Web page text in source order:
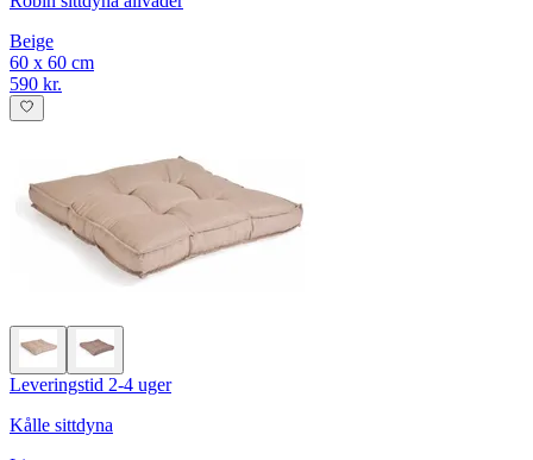
Beige
60 x 60 cm
590 kr.
Leveringstid 2-4 uger
Kålle sittdyna